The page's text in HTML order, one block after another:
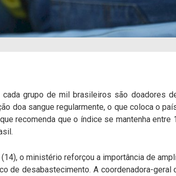
grupo de mil brasileiros são doadores
doa sangue regularmente, o que coloca o
recomenda que o índice se mantenha entre
o ministério reforçou a importância de
de desabastecimento. A coordenadora-geral